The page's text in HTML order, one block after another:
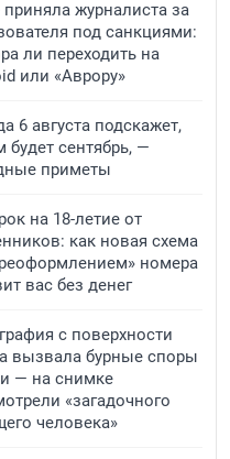
приняла журналиста за
под санкциями:
ли переходить на
или «Аврору»
6 августа подскажет,
будет сентябрь, —
приметы
на 18-летие от
как новая схема
номера
вас без денег
с поверхности
вызвала бурные споры
— на снимке
«загадочного
человека»